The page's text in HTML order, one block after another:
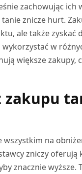
zachowując ich
znicze hurt.
ale także zyskać
w
większe zakupy,
zakupu
wszystkim na
zniczy oferują
znacznie